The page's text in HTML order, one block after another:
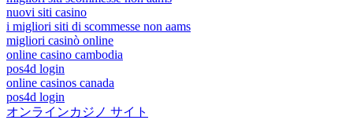
nuovi siti casino
i migliori siti di scommesse non aams
migliori casinò online
online casino cambodia
pos4d login
online casinos canada
pos4d login
オンラインカジノ サイト